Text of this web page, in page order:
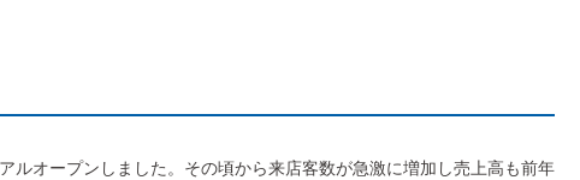
ルオープンしました。その頃から来店客数が急激に増加し売上高も前年